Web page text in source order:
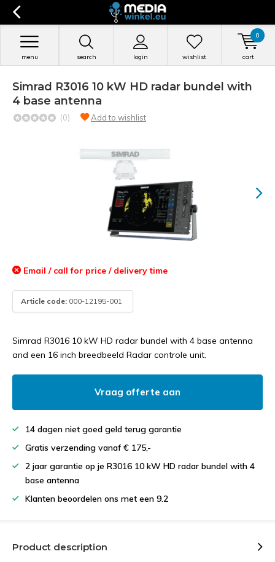
search login
menu wishlist cart
0
Simrad R3016 10 kW HD radar bundel with
4 base antenna
(0) Add to wishlist
Email / call for price / delivery time
Article code: 000-12195-001
Simrad R3016 10 kW HD radar bundel with 4 base antenna
and een 16 inch breedbeeld Radar controle unit.
Vraag offerte aan
14 dagen niet goed geld terug garantie
Gratis verzending vanaf € 175,-
2 jaar garantie op je R3016 10 kW HD radar bundel with 4
base antenna
Klanten beoordelen ons met een 9.2
Product description